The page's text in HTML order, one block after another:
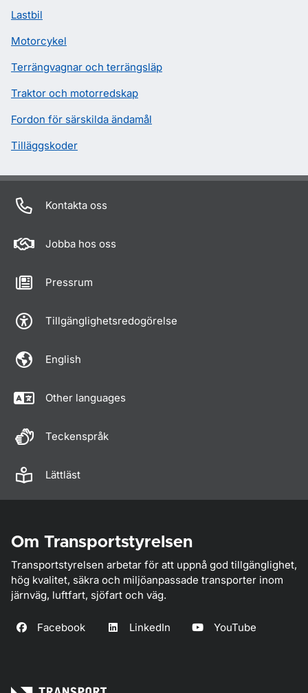
Lastbil
Motorcykel
Terrängvagnar och terrängsläp
Traktor och motorredskap
Fordon för särskilda ändamål
Tilläggskoder
Kontakta oss
Jobba hos oss
Pressrum
Tillgänglighetsredogörelse
English
Other languages
Teckenspråk
Lättläst
Om Transportstyrelsen
Transportstyrelsen arbetar för att uppnå god tillgänglighet,
hög kvalitet, säkra och miljöanpassade transporter inom
järnväg, luftfart, sjöfart och väg.
Facebook LinkedIn YouTube